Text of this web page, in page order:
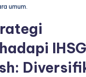
umum.
IHSG